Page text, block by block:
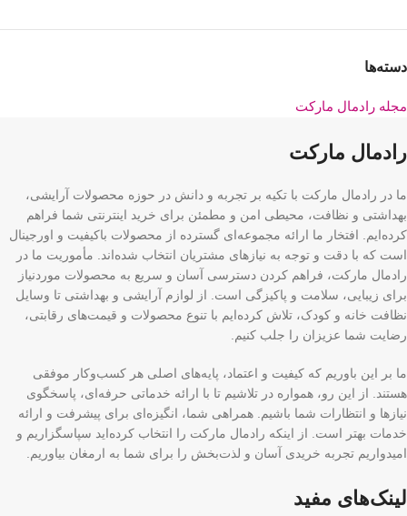
دسته‌ها
مجله رادمال مارکت
رادمال مارکت
ما در رادمال مارکت با تکیه بر تجربه و دانش در حوزه محصولات آرایشی،
بهداشتی و نظافت، محیطی امن و مطمئن برای خرید اینترنتی شما فراهم
کرده‌ایم. افتخار ما ارائه مجموعه‌ای گسترده از محصولات باکیفیت و اورجینال
است که با دقت و توجه به نیازهای مشتریان انتخاب شده‌اند. مأموریت ما در
رادمال مارکت، فراهم کردن دسترسی آسان و سریع به محصولات موردنیاز
برای زیبایی، سلامت و پاکیزگی است. از لوازم آرایشی و بهداشتی تا وسایل
نظافت خانه و کودک، تلاش کرده‌ایم با تنوع محصولات و قیمت‌های رقابتی،
رضایت شما عزیزان را جلب کنیم.
ما بر این باوریم که کیفیت و اعتماد، پایه‌های اصلی هر کسب‌وکار موفقی
هستند. از این رو، همواره در تلاشیم تا با ارائه خدماتی حرفه‌ای، پاسخگوی
نیازها و انتظارات شما باشیم. همراهی شما، انگیزه‌ای برای پیشرفت و ارائه
خدمات بهتر است. از اینکه رادمال مارکت را انتخاب کرده‌اید سپاسگزاریم و
امیدواریم تجربه خریدی آسان و لذت‌بخش را برای شما به ارمغان بیاوریم.
لینک‌های مفید